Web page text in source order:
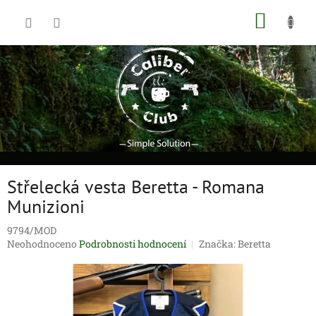
Střelecká vesta Beretta - Romana
Munizioni
9794/MOD
Průměrné
Neohodnoceno Podrobnosti hodnocení Značka:Beretta